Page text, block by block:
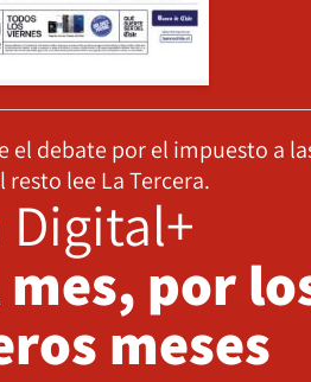
el debate por el impuesto a
resto lee La Tercera.
Digital+
por
meses